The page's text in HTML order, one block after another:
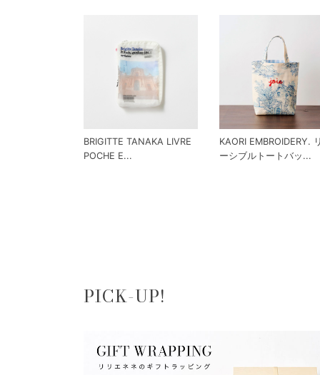
BRIGITTE TANAKA LIVRE
POCHE E...
KAORI EMBROIDERY.
ーシブルトートバッ...
PICK-UP!